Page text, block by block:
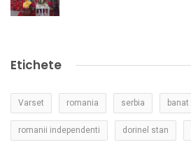
Etichete
Varset romania serbia banat
romanii independenti dorinel stan